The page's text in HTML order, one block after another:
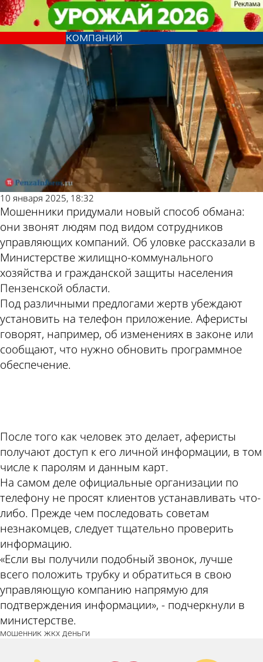
Мошенники стали выдавать себя
за сотрудников управляющих
компаний
Общество
10 января 2025, 18:32
Мошенники придумали новый способ обмана:
они звонят людям под видом сотрудников
управляющих компаний. Об уловке рассказали в
Министерстве жилищно-коммунального
хозяйства и гражданской защиты населения
Пензенской области.
Под различными предлогами жертв убеждают
установить на телефон приложение. Аферисты
говорят, например, об изменениях в законе или
сообщают, что нужно обновить программное
обеспечение.
После того как человек это делает, аферисты
получают доступ к его личной информации, в том
числе к паролям и данным карт.
На самом деле официальные организации по
телефону не просят клиентов устанавливать что-
либо. Прежде чем последовать советам
незнакомцев, следует тщательно проверить
информацию.
«Если вы получили подобный звонок, лучше
всего положить трубку и обратиться в свою
управляющую компанию напрямую для
подтверждения информации», - подчеркнули в
министерстве.
мошенник жкх деньги
Мошенники стали выдавать себя
за сотрудников управляющих
компаний
Общество
Другие новости по
теме
Погода и курсы
валют в Пензе